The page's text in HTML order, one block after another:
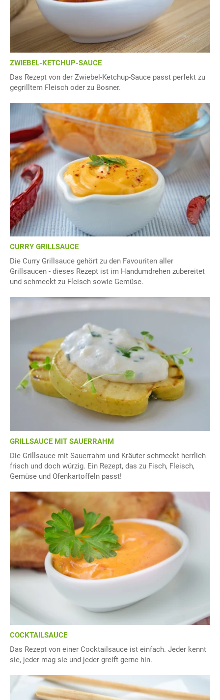
ZWIEBEL-KETCHUP-SAUCE
Das Rezept von der Zwiebel-Ketchup-Sauce passt perfekt zu
gegrilltem Fleisch oder zu Bosner.
CURRY GRILLSAUCE
Die Curry Grillsauce gehört zu den Favouriten aller
Grillsaucen - dieses Rezept ist im Handumdrehen zubereitet
und schmeckt zu Fleisch sowie Gemüse.
GRILLSAUCE MIT SAUERRAHM
Die Grillsauce mit Sauerrahm und Kräuter schmeckt herrlich
frisch und doch würzig. Ein Rezept, das zu Fisch, Fleisch,
Gemüse und Ofenkartoffeln passt!
COCKTAILSAUCE
Das Rezept von einer Cocktailsauce ist einfach. Jeder kennt
sie, jeder mag sie und jeder greift gerne hin.